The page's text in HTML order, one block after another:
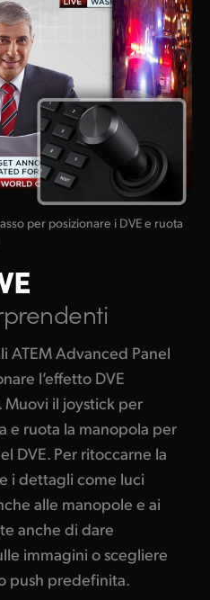
per posizionare i DVE e ruota
ATEM Advanced Panel
l’effetto DVE
Muovi il joystick per
e ruota la manopola per
DVE. Per ritoccarne la
i dettagli come luci
alle manopole e ai
anche di dare
immagini o scegliere
push predefinita.